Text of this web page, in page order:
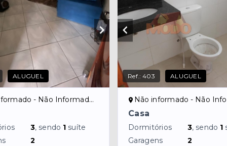
ALUGUEL
- Não Informado/NI
3, sendo 1 suíte
2
Ref.:403 ALUGUEL
Não informado - Não
Casa
Dormitórios 3, sendo 1
Garagens
2